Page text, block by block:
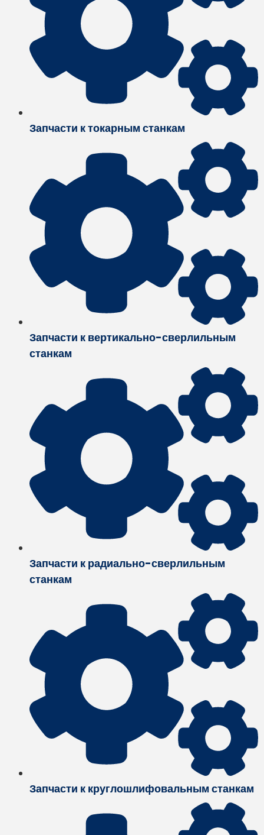
Запчасти к токарным станкам
Запчасти к вертикально-сверлильным
станкам
Запчасти к радиально-сверлильным
станкам
Запчасти к круглошлифовальным станкам